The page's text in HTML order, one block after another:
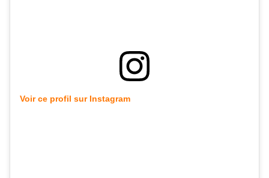
Voir ce profil sur Instagram